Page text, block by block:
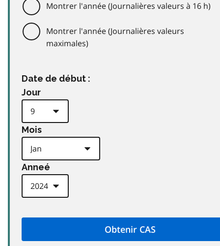
Montrer l'année (Journalières valeurs à 16 h)
Montrer l'année (Journalières valeurs
maximales)
Date de début :
Jour
Mois
Anneé